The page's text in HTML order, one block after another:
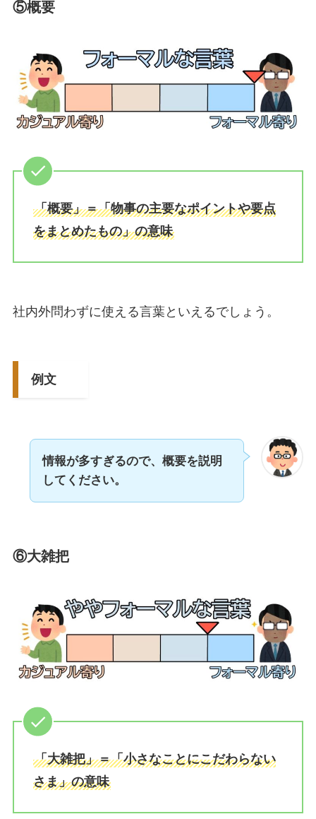
⑤概要
「概要」＝「物事の主要なポイントや要点
をまとめたもの」の意味
社内外問わずに使える言葉といえるでしょう。
例文
情報が多すぎるので、概要を説明
してください。
⑥大雑把
「大雑把」＝「小さなことにこだわらない
さま」の意味